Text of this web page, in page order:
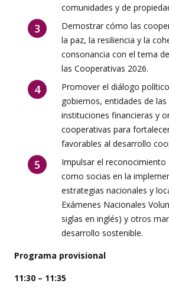
comunidades y de
Demostrar cómo las
la paz, la resiliencia y la
consonancia con el tema
las Cooperativas 2026.
Promover el diálogo
gobiernos, entidades de
instituciones financieras y
cooperativas para
favorables al desarrollo
Impulsar el reconocimiento
como socias en la
estrategias nacionales y
Exámenes Nacionales
siglas en inglés) y otros
desarrollo sostenible.
Programa provisional
11:30 – 11:35